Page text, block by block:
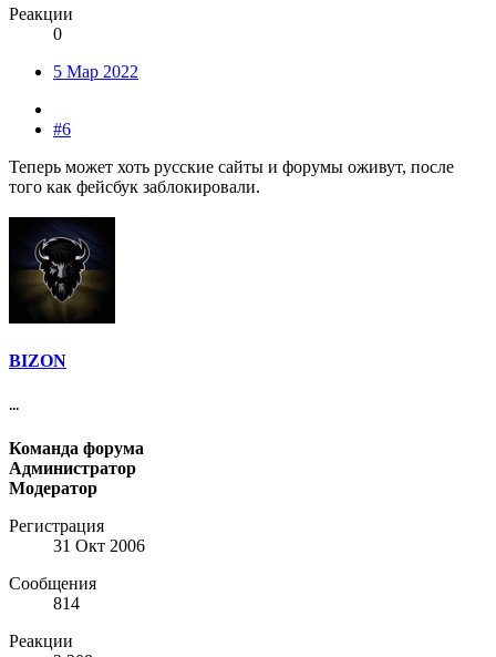
Реакции
0
5 Мар 2022
#6
Теперь может хоть русские сайты и форумы оживут, после
того как фейсбук заблокировали.
BIZON
...
Команда форума
Администратор
Модератор
Регистрация
31 Окт 2006
Сообщения
814
Реакции